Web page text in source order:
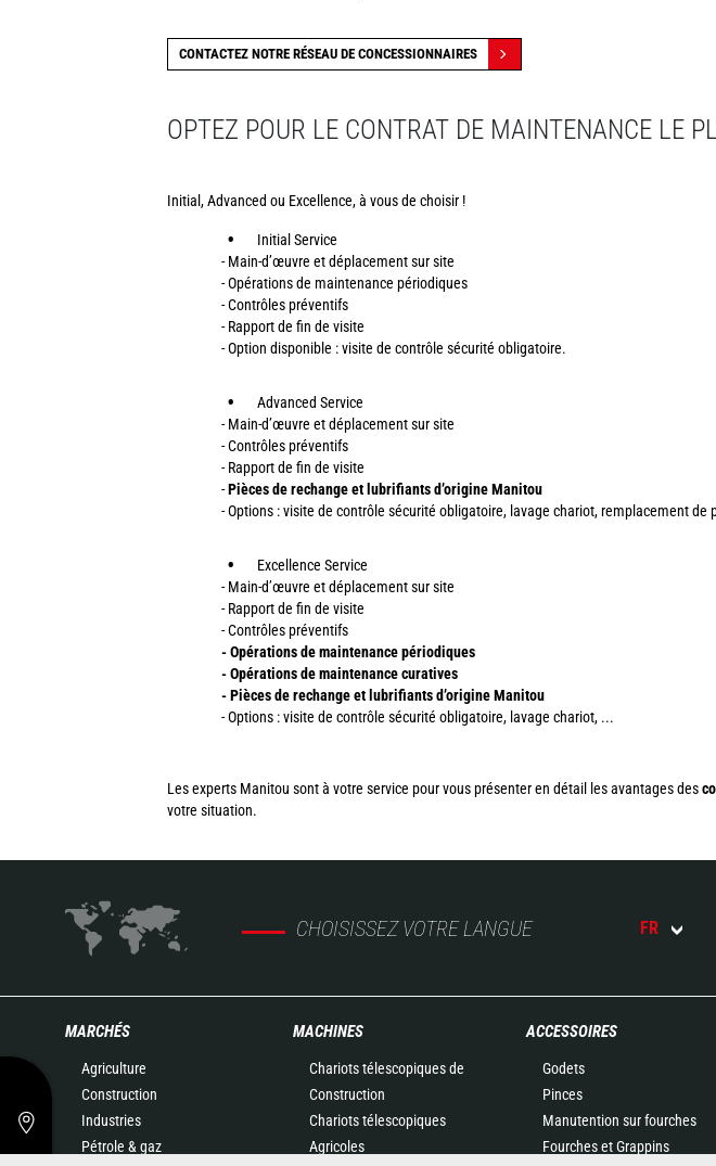
CONTACTEZ NOTRE RÉSEAU DE CONCESSIONNAIRES
OPTEZ POUR LE CONTRAT DE MAINTENANCE LE
Initial, Advanced ou Excellence, à vous de choisir !
Initial Service
- Main-d’œuvre et déplacement sur site
- Opérations de maintenance périodiques
- Contrôles préventifs
- Rapport de fin de visite
- Option disponible : visite de contrôle sécurité obligatoire.
Advanced Service
- Main-d’œuvre et déplacement sur site
- Contrôles préventifs
- Rapport de fin de visite
-Pièces de rechange et lubrifiants d’origine Manitou
- Options : visite de contrôle sécurité obligatoire, lavage chariot, remplacement de
Excellence Service
- Main-d’œuvre et déplacement sur site
- Rapport de fin de visite
- Contrôles préventifs
- Opérations de maintenance périodiques
- Opérations de maintenance curatives
- Pièces de rechange et lubrifiants d’origine Manitou
- Options : visite de contrôle sécurité obligatoire, lavage chariot, ...
Les experts Manitou sont à votre service pour vous présenter en détail les avantages des
votre situation.
CHOISISSEZ VOTRE LANGUE FR
MARCHÉS
Agriculture
Construction
Industries
Pétrole & gaz
MACHINES
Chariots télescopiques de
Construction
Chariots télescopiques
Agricoles
ACCESSOIRES
Godets
Pinces
Manutention sur fourches
Fourches et Grappins